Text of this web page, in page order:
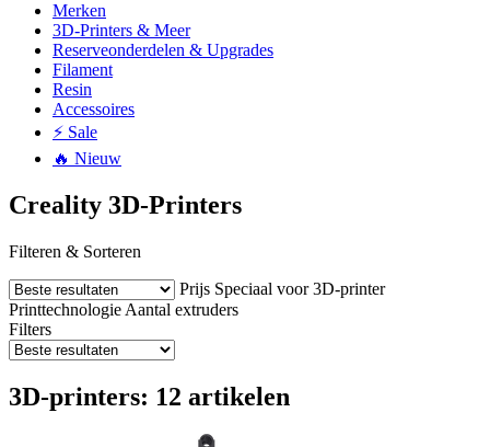
Merken
3D-Printers & Meer
Reserveonderdelen & Upgrades
Filament
Resin
Accessoires
⚡ Sale
🔥 Nieuw
Creality 3D-Printers
Filteren & Sorteren
Prijs Speciaal voor 3D-printer
Printtechnologie Aantal extruders
Filters
3D-printers: 12 artikelen